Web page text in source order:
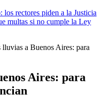
rectores piden a la Justicia
multas si no cumple la Ley
a Buenos Aires: para
Aires: para